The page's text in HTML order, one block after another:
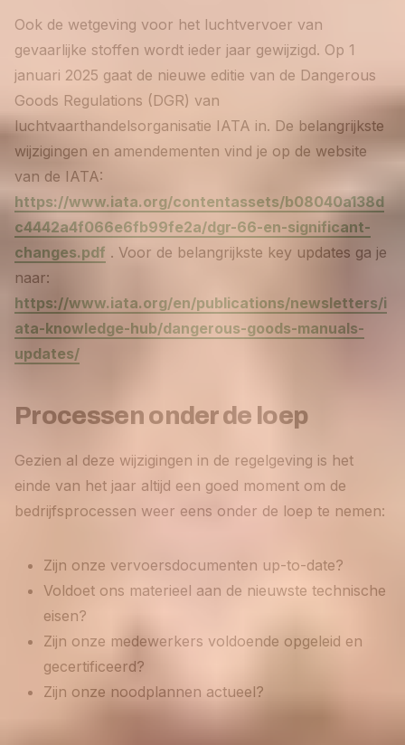
Ook de wetgeving voor het luchtvervoer van
gevaarlijke stoffen wordt ieder jaar gewijzigd. Op 1
januari 2025 gaat de nieuwe editie van de Dangerous
Goods Regulations (DGR) van
luchtvaarthandelsorganisatie IATA in. De belangrijkste
wijzigingen en amendementen vind je op de website
van de IATA:
https://www.iata.org/contentassets/b08040a138d
c4442a4f066e6fb99fe2a/dgr-66-en-significant-
changes.pdf . Voor de belangrijkste key updates ga je
naar:
https://www.iata.org/en/publications/newsletters/i
ata-knowledge-hub/dangerous-goods-manuals-
updates/
Processen onder de loep
Gezien al deze wijzigingen in de regelgeving is het
einde van het jaar altijd een goed moment om de
bedrijfsprocessen weer eens onder de loep te nemen:
Zijn onze vervoersdocumenten up-to-date?
Voldoet ons materieel aan de nieuwste technische
eisen?
Zijn onze medewerkers voldoende opgeleid en
gecertificeerd?
Zijn onze noodplannen actueel?